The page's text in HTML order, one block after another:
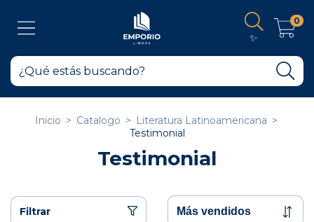
✨
0
Inicio > Catalogo > Literatura Latinoamericana >
Testimonial
Testimonial
Filtrar